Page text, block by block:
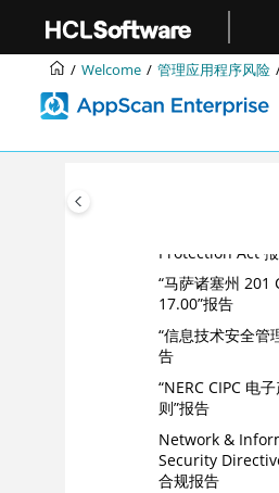
Welcome 管理应用程序风险
联邦风险和授权
(FedRAMP) 报告
金融服务 (GLBA)
Freedom of
(FIPPA) 报告
Protection Act
“马萨诸塞州 201
17.00”报告
“信息技术安全管
告
“NERC CIPC 电
则”报告
Network &
Security
合规报告